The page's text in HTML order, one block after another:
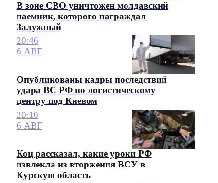
В зоне СВО уничтожен молдавский
наемник, которого награждал
Залужный
20:46
6 АВГ
Опубликованы кадры последствий
удара ВС РФ по логистическому
центру под Киевом
20:10
6 АВГ
Коц рассказал, какие уроки РФ
извлекла из вторжения ВСУ в
Курскую область